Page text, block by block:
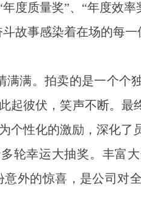
度质量奖”、“年度效率
故事感染着在场的每
满。拍卖的是一个个
起彼伏，笑声不断。最
个性化的激励，深化了
轮幸运大抽奖。丰富
外的惊喜，是公司对